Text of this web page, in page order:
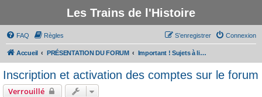
Les Trains de l'Histoire
FAQ Règles Connexion
S’enregistrer
Accueil PRÉSENTATION DU FORUM Important ! Sujets à lire avant de participer au forum
Inscription et activation des comptes sur le forum
Verrouillé